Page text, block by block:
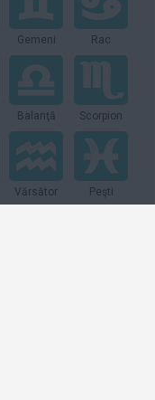
Gemeni Rac
Balanţă Scorpion
Vărsător Peşti